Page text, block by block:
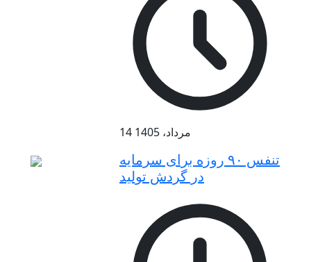
14 مرداد، 1405
تنفس ۹۰ روزه برای سرمایه
در گردش تولید